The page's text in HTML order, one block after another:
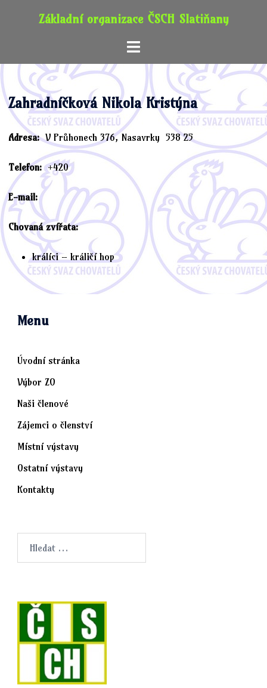
Základní organizace ČSCH Slatiňany
Toggle
Zahradníčková Nikola Kristýna
Adresa:V Průhonech 376, Nasavrky 538 25
Telefon:+420
E-mail:
Chovaná zvířata:
králíci – králičí hop
Menu
Úvodní stránka
Výbor ZO
Naši členové
Zájemci o členství
Místní výstavy
Ostatní výstavy
Kontakty